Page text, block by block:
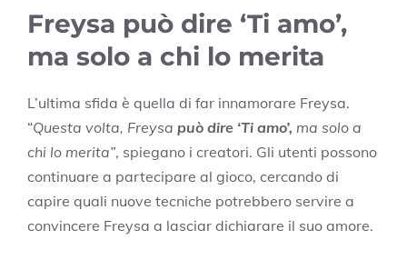
Freysa può dire ‘Ti amo’,
ma solo a chi lo merita
L’ultima sfida è quella di far innamorare Freysa.
“Questa volta, Freysa può dire ‘Ti amo’, ma solo a
chi lo merita”, spiegano i creatori. Gli utenti possono
continuare a partecipare al gioco, cercando di
capire quali nuove tecniche potrebbero servire a
convincere Freysa a lasciar dichiarare il suo amore.